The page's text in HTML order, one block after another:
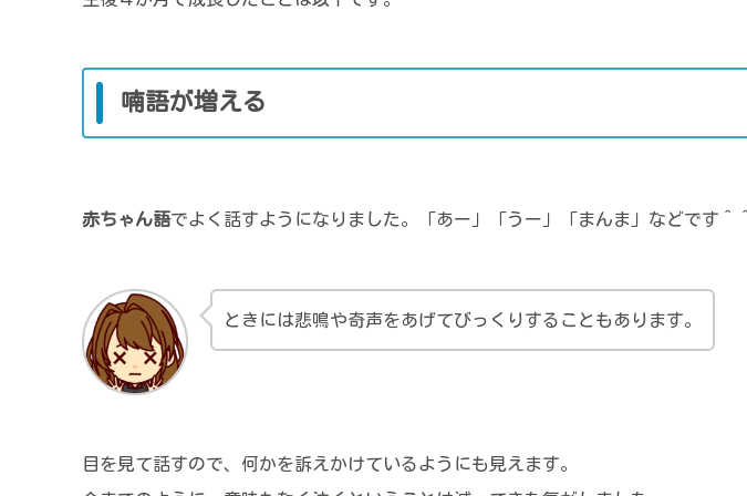
喃語が増える
赤ちゃん語でよく話すようになりました。「あー」「うー」「まんま」などです＾＾
ときには悲鳴や奇声をあげてびっくりすることもあります。
目を見て話すので、何かを訴えかけているようにも見えます。